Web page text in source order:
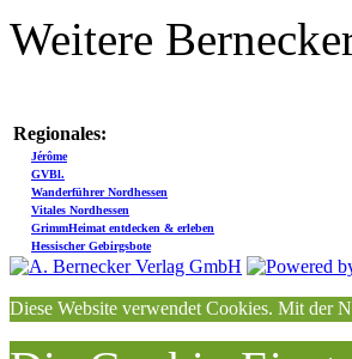
Weitere
Regionales:
Jérôme
GVBl.
Wanderführer Nordhessen
Vitales Nordhessen
GrimmHeimat entdecken & erleben
Hessischer Gebirgsbote
Diese Website verwendet Cookies. Mit der